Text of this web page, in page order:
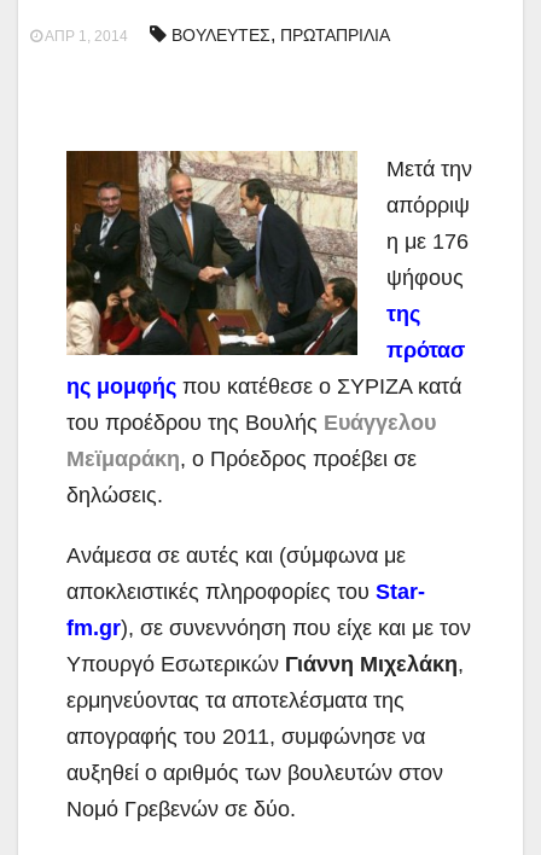
ΑΠΡ 1, 2014 ΒΟΥΛΕΥΤΕΣ, ΠΡΩΤΑΠΡΙΛΙΑ
Μετά την
απόρριψ
η με 176
ψήφους
της
πρότασ
ης μομφής που κατέθεσε ο ΣΥΡΙΖΑ κατά
του προέδρου της Βουλής Ευάγγελου
Μεϊμαράκη, ο Πρόεδρος προέβει σε
δηλώσεις.
Ανάμεσα σε αυτές και (σύμφωνα με
αποκλειστικές πληροφορίες του Star-
fm.gr), σε συνεννόηση που είχε και με τον
Υπουργό Εσωτερικών Γιάννη Μιχελάκη,
ερμηνεύοντας τα αποτελέσματα της
απογραφής του 2011, συμφώνησε να
αυξηθεί ο αριθμός των βουλευτών στον
Νομό Γρεβενών σε δύο.